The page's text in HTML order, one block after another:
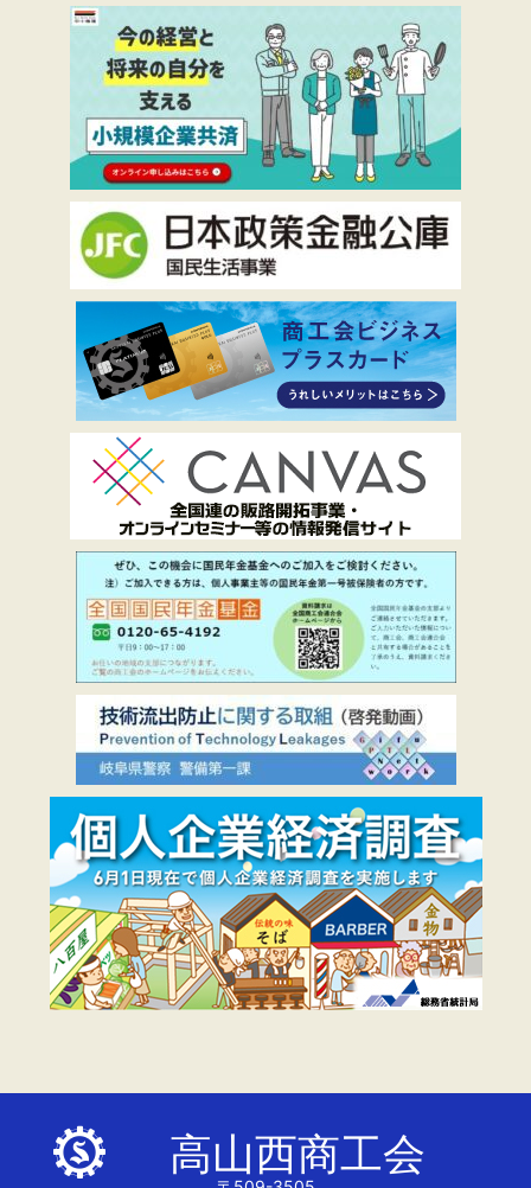
高山西商工会